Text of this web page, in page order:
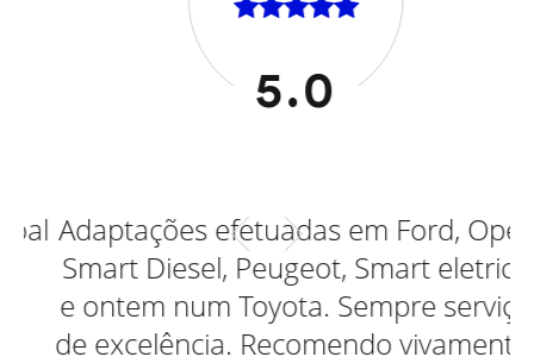
5.0
Adaptações efetuadas em Ford, Opel,
Smart Diesel, Peugeot, Smart eletrico
e ontem num Toyota. Sempre serviço
de excelência. Recomendo vivamente.